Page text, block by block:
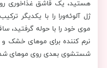
هستید، یک قاشق غذاخوری
ژل آلوئه‌ورا را با یکدیگر
موی خود را با حوله گرفتید،
نرم کننده برای موهای خشک
شستشوی بعدی روی موهای